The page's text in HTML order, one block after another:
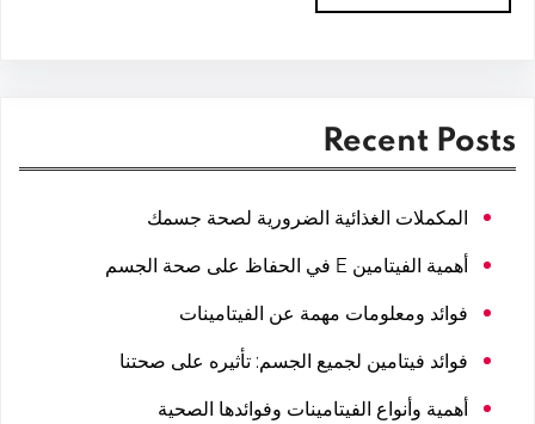
Recent Posts
المكملات الغذائية الضرورية لصحة جسمك
أهمية الفيتامين E في الحفاظ على صحة الجسم
فوائد ومعلومات مهمة عن الفيتامينات
فوائد فيتامين لجميع الجسم: تأثيره على صحتنا
أهمية وأنواع الفيتامينات وفوائدها الصحية